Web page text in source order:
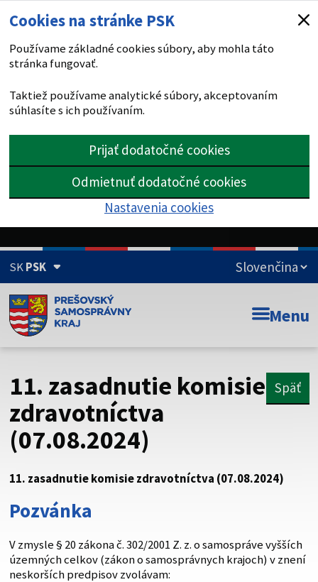
Cookies na stránke PSK
Používame základné cookies súbory, aby mohla táto
stránka fungovať.
Taktiež používame analytické súbory, akceptovaním
súhlasíte s ich používaním.
Prijať dodatočné cookies
Odmietnuť dodatočné cookies
Nastavenia cookies
SKPSK
Doména psk.sk je oficiálna
Toto je oficiálna webová stránka Prešovského
Táto stránka je zabezpečená
Buďte pozorní a vždy sa uistite, že zdieľate informácie iba
cez zabezpečenú webovú stránku. Zabezpečená stránka
Menu
11. zasadnutie komisie
zdravotníctva
(07.08.2024)
Späť
11. zasadnutie komisie zdravotníctva (07.08.2024)
Pozvánka
V zmysle § 20 zákona č. 302/2001 Z. z. o samospráve vyšších
územných celkov (zákon o samosprávnych krajoch) v znení
neskorších predpisov zvolávam: